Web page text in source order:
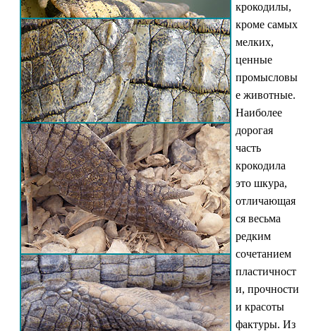
крокодилы,
кроме самых
мелких,
ценные
промысловы
е животные.
Наиболее
дорогая
часть
крокодила
это шкура,
отличающая
ся весьма
редким
сочетанием
пластичност
и, прочности
и красоты
фактуры. Из